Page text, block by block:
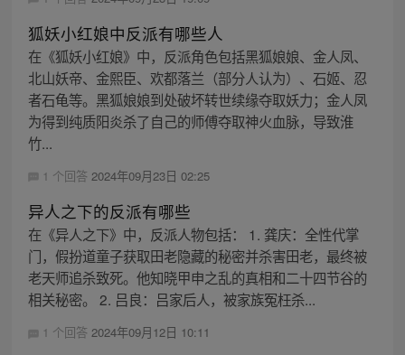
狐妖小红娘中反派有哪些人
在《狐妖小红娘》中，反派角色包括黑狐娘娘、金人凤、
北山妖帝、金熙臣、欢都落兰（部分人认为）、石姬、忍
者石龟等。黑狐娘娘到处破坏转世续缘夺取妖力；金人凤
为得到纯质阳炎杀了自己的师傅夺取神火血脉，导致淮
竹...
1 个回答 2024年09月23日 02:25
异人之下的反派有哪些
在《异人之下》中，反派人物包括： 1. 龚庆：全性代掌
门，假扮道童子获取田老隐藏的秘密并杀害田老，最终被
老天师追杀致死。他知晓甲申之乱的真相和二十四节谷的
相关秘密。 2. 吕良：吕家后人，被家族冤枉杀...
1 个回答 2024年09月12日 10:11